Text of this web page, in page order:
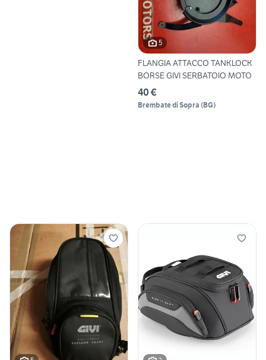
5
FLANGIA ATTACCO TANKLOCK
BORSE GIVI SERBATOIO MOTO
40 €
Brembate di Sopra (BG)